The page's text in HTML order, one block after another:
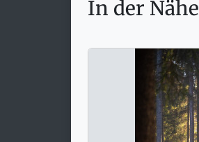
In der Nähe